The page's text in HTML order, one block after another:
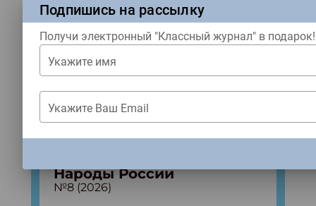
Народы России
№8 (2026)
Подпишись на рассылку
Получи электронный "Классный журнал" в подарок!
Укажите имя
Укажите Ваш Email